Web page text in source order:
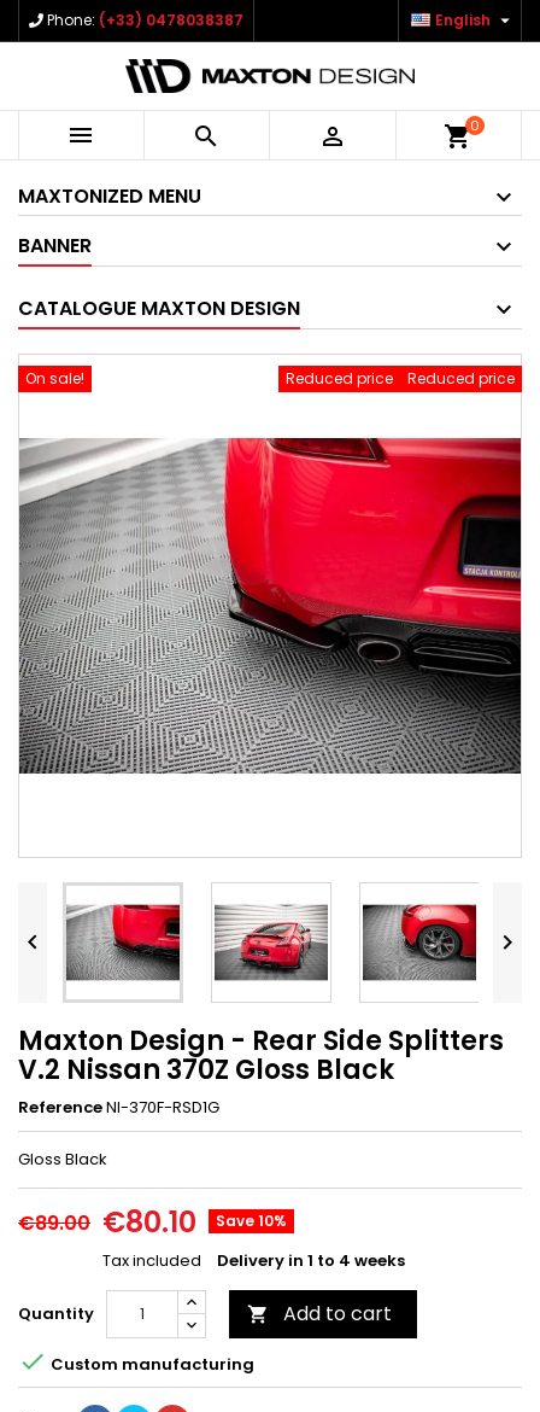
Phone: (+33) 0478038387 English 
   shopping_cart0
MAXTONIZED MENU
BANNER
CATALOGUE MAXTON DESIGN
On sale! Reduced price
Reduced price
 
Maxton Design - Rear Side Splitters
V.2 Nissan 370Z Gloss Black
ReferenceNI-370F-RSD1G
Gloss Black
€89.00 €80.10 Save 10%
Tax included Delivery in 1 to 4 weeks
Quantity  Add to cart
 Custom manufacturing